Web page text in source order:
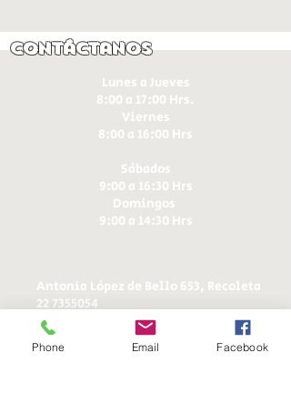
Contáctanos
Lunes a Jueves
8:00 a 17:00 Hrs.
Viernes
8:00 a 16:00 Hrs​
Sábados
9:00 a 16:30 Hrs
Domingos
9:00 a 14:30 Hrs
Antonia López de Bello 653, Recoleta
22 7355054
22 7375725
+56 9 75224598
ducereposteria@gmail.com
Phone Email Facebook